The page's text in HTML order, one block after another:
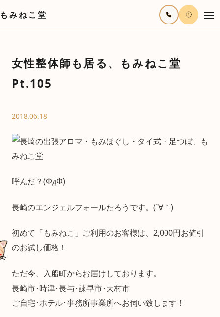
もみねこ堂
女性整体師も居る、もみねこ堂
Pt.105
2018.06.18
呼んだ？(ΦдΦ)
長崎のエンジェルフォールたろうです。(´∀｀)
初めて「もみねこ」ご利用のお客様は、2,000円お値引
のお試し価格！
ただ今、入船町からお届けしております。
長崎市･時津･長与･諫早市･大村市
ご自宅･ホテル･事務所事業所へお伺い致します！